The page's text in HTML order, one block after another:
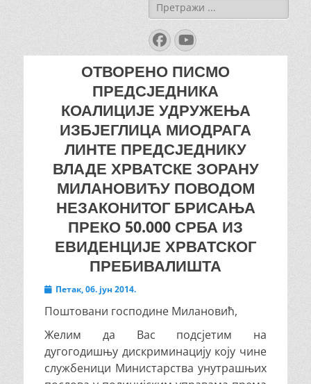
for:
Facebook
YouTube
ОТВОРЕНО ПИСМО
ПРЕДСЈЕДНИКА
КОАЛИЦИЈЕ УДРУЖЕЊА
ИЗБЈЕГЛИЦА МИОДРАГА
ЛИНТЕ ПРЕДСЈЕДНИКУ
ВЛАДЕ ХРВАТСКЕ ЗОРАНУ
МИЛАНОВИЋУ ПОВОДОМ
НЕЗАКОНИТОГ БРИСАЊА
ПРЕКО 50.000 СРБА ИЗ
ЕВИДЕНЦИЈЕ ХРВАТСКОГ
ПРЕБИВАЛИШТА
PostedПетак, 06. јун 2014.
Поштовани господине Милановић,
Желим да Вас подсјетим на
дугогодишњу дискриминацију коју чине
службеници Министарства унутрашњих